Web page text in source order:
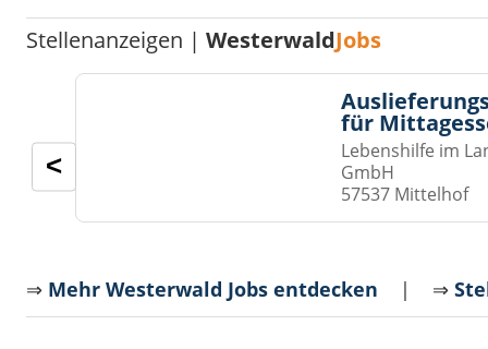
Stellenanzeigen |WesterwaldJobs
für
Lebenshilfe im
GmbH
57537 Mittelhof
<
⇒ Mehr Westerwald Jobs entdecken | ⇒